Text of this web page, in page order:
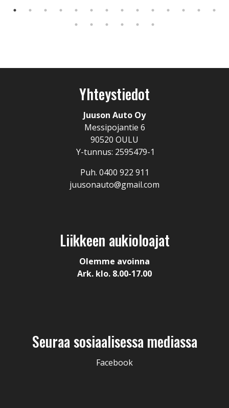
Yhteystiedot
Juuson Auto Oy
Messipojantie 6
90520 OULU
Y-tunnus: 2595479-1
Puh. 0400 922 911
juusonauto@gmail.com
Liikkeen aukioloajat
Olemme avoinna
Ark. klo. 8.00-17.00
Seuraa sosiaalisessa mediassa
Facebook